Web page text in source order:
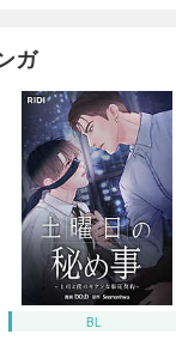
ガ
BL